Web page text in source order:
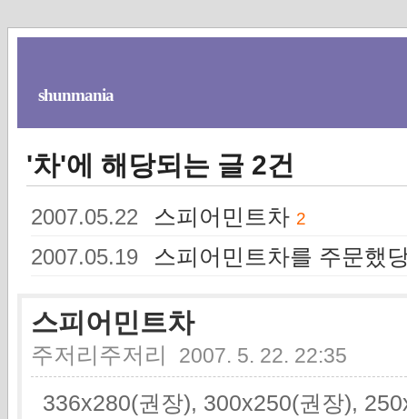
shunmania
'차'에 해당되는 글 2건
2007.05.22 스피어민트차 2
2007.05.19 스피어민트차를 주문했
스피어민트차
주저리주저리 2007. 5. 22. 22:35
336x280(권장), 300x250(권장),